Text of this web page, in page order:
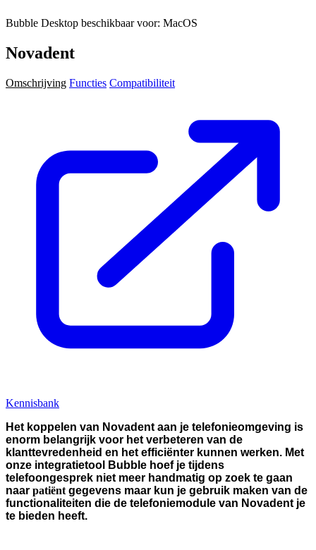
Bubble Desktop beschikbaar voor: MacOS
Novadent
Omschrijving Functies Compatibiliteit
Kennisbank
Het koppelen van Novadent aan je telefonieomgeving is
enorm belangrijk voor het verbeteren van de
klanttevredenheid en het efficiënter kunnen werken. Met
onze integratietool Bubble hoef je tijdens
telefoongesprek niet meer handmatig op zoek te gaan
naar patiënt gegevens maar kun je gebruik maken van de
functionaliteiten die de telefoniemodule van Novadent je
te bieden heeft.